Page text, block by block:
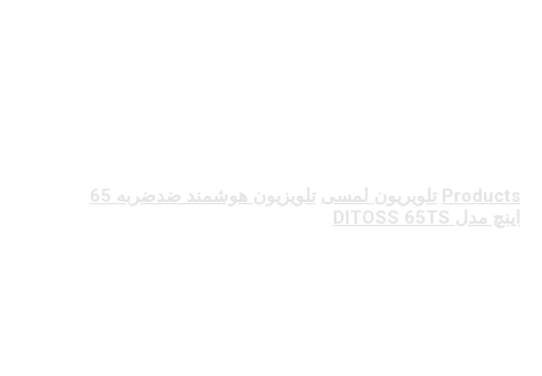
Products تلویریون لمسی
تلویزیون هوشمند ضدضربه 65
اینچ مدل DITOSS 65TS